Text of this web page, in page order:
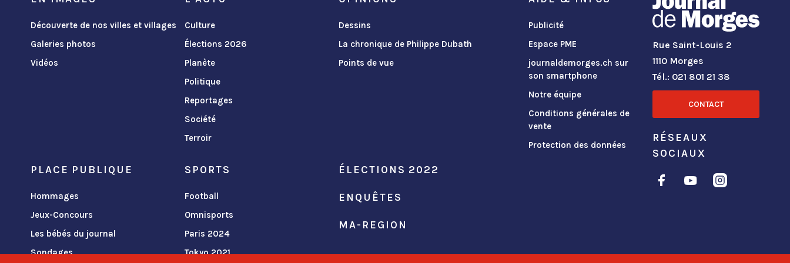
Découverte de nos villes et villages
Galeries photos
Vidéos
Culture
Élections 2026
Planète
Politique
Reportages
Société
Terroir
Dessins
La chronique de Philippe Dubath
Points de vue
PLACE PUBLIQUE
Hommages
Jeux-Concours
Les bébés du journal
Sondages
SPORTS
Football
Omnisports
Paris 2024
Tokyo 2021
ÉLECTIONS 2022
ENQUÊTES
MA-REGION
Publicité
Espace PME
journaldemorges.ch sur
son smartphone
Notre équipe
Conditions générales de
vente
Protection des données
Rue Saint-Louis 2
1110 Morges
Tél.: 021 801 21 38
CONTACT
RÉSEAUX
SOCIAUX